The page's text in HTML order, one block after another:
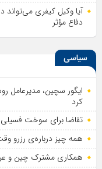
آیا وکیل کیفری می‌تواند
دفاع مؤثر
سیاسی
ایگور سچین، مدیرعامل
کرد
تقاضا برای سوخت
همه چیز درباره‌ی رزرو
همکاری مشترک چین و